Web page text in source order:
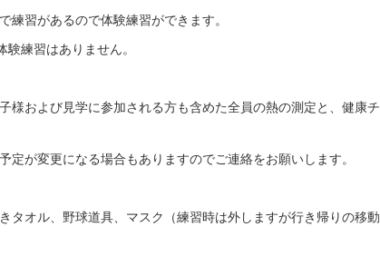
練習があるので体験練習ができます。
練習はありません。
様および見学に参加される方も含めた全員の熱の測定と、健康
定が変更になる場合もありますのでご連絡をお願いします。
オル、野球道具、マスク（練習時は外しますが行き帰りの移動